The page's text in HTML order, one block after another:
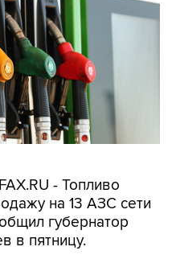
- Топливо
на 13 АЗС сети
губернатор
в пятницу.